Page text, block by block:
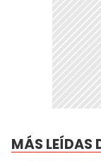
MÁS LEÍDAS